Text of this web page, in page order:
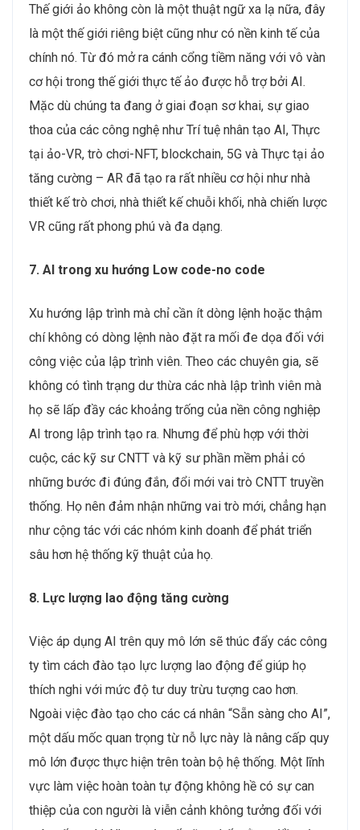
Thế giới ảo không còn là một thuật ngữ xa lạ nữa, đây
là một thế giới riêng biệt cũng như có nền kinh tế của
chính nó. Từ đó mở ra cánh cổng tiềm năng với vô vàn
cơ hội trong thế giới thực tế ảo được hỗ trợ bởi AI.
Mặc dù chúng ta đang ở giai đoạn sơ khai, sự giao
thoa của các công nghệ như Trí tuệ nhân tạo AI, Thực
tại ảo-VR, trò chơi-NFT, blockchain, 5G và Thực tại ảo
tăng cường – AR đã tạo ra rất nhiều cơ hội như nhà
thiết kế trò chơi, nhà thiết kế chuỗi khối, nhà chiến lược
VR cũng rất phong phú và đa dạng.
7. AI trong xu hướng Low code-no code
Xu hướng lập trình mà chỉ cần ít dòng lệnh hoặc thậm
chí không có dòng lệnh nào đặt ra mối đe dọa đối với
công việc của lập trình viên. Theo các chuyên gia, sẽ
không có tình trạng dư thừa các nhà lập trình viên mà
họ sẽ lấp đầy các khoảng trống của nền công nghiệp
AI trong lập trình tạo ra. Nhưng để phù hợp với thời
cuộc, các kỹ sư CNTT và kỹ sư phần mềm phải có
những bước đi đúng đắn, đổi mới vai trò CNTT truyền
thống. Họ nên đảm nhận những vai trò mới, chẳng hạn
như cộng tác với các nhóm kinh doanh để phát triển
sâu hơn hệ thống kỹ thuật của họ.
8. Lực lượng lao động tăng cường
Việc áp dụng AI trên quy mô lớn sẽ thúc đẩy các công
ty tìm cách đào tạo lực lượng lao động để giúp họ
thích nghi với mức độ tư duy trừu tượng cao hơn.
Ngoài việc đào tạo cho các cá nhân “Sẵn sàng cho AI”,
một dấu mốc quan trọng từ nỗ lực này là nâng cấp quy
mô lớn được thực hiện trên toàn bộ hệ thống. Một lĩnh
vực làm việc hoàn toàn tự động không hề có sự can
thiệp của con người là viễn cảnh không tưởng đối với